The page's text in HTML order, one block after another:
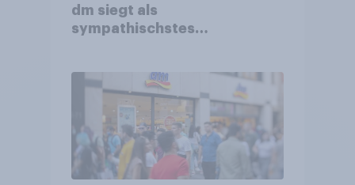
dm siegt als
sympathischstes